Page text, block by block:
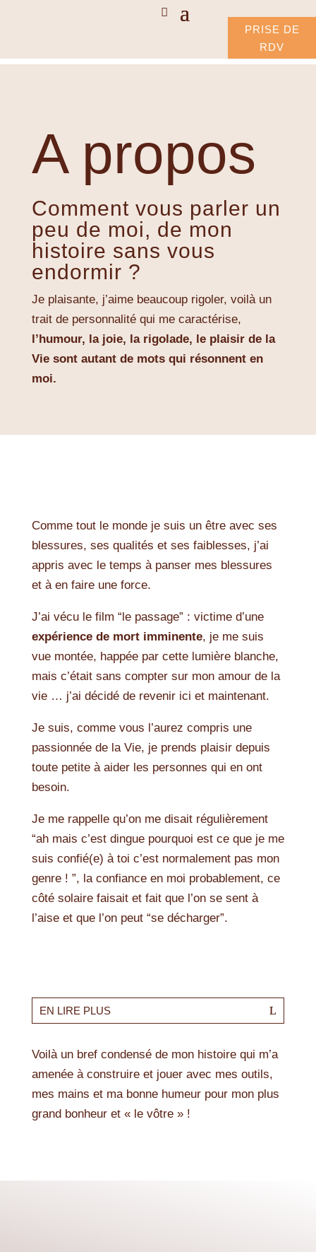
PRISE DE
RDV
A propos
Comment vous parler un
peu de moi, de mon
histoire sans vous
endormir ?
Je plaisante, j’aime beaucoup rigoler, voilà un
trait de personnalité qui me caractérise,
l’humour, la joie, la rigolade, le plaisir de la
Vie sont autant de mots qui résonnent en
moi.
Comme tout le monde je suis un être avec ses
blessures, ses qualités et ses faiblesses, j’ai
appris avec le temps à panser mes blessures
et à en faire une force.
J’ai vécu le film “le passage” : victime d’une
expérience de mort imminente, je me suis
vue montée, happée par cette lumière blanche,
mais c’était sans compter sur mon amour de la
vie … j’ai décidé de revenir ici et maintenant.
Je suis, comme vous l’aurez compris une
passionnée de la Vie, je prends plaisir depuis
toute petite à aider les personnes qui en ont
besoin.
Je me rappelle qu’on me disait régulièrement
“ah mais c’est dingue pourquoi est ce que je me
suis confié(e) à toi c’est normalement pas mon
genre ! ”, la confiance en moi probablement, ce
côté solaire faisait et fait que l’on se sent à
l’aise et que l’on peut “se décharger”.
EN LIRE PLUS
Voilà un bref condensé de mon histoire qui m’a
amenée à construire et jouer avec mes outils,
mes mains et ma bonne humeur pour mon plus
grand bonheur et « le vôtre » !